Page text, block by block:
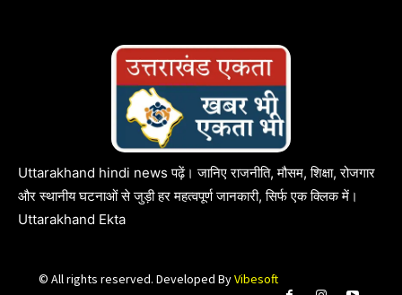
Uttarakhand hindi news पढ़ें। जानिए राजनीति, मौसम, शिक्षा, रोजगार
और स्थानीय घटनाओं से जुड़ी हर महत्वपूर्ण जानकारी, सिर्फ एक क्लिक में।
Uttarakhand Ekta
© All rights reserved. Developed ByVibesoft